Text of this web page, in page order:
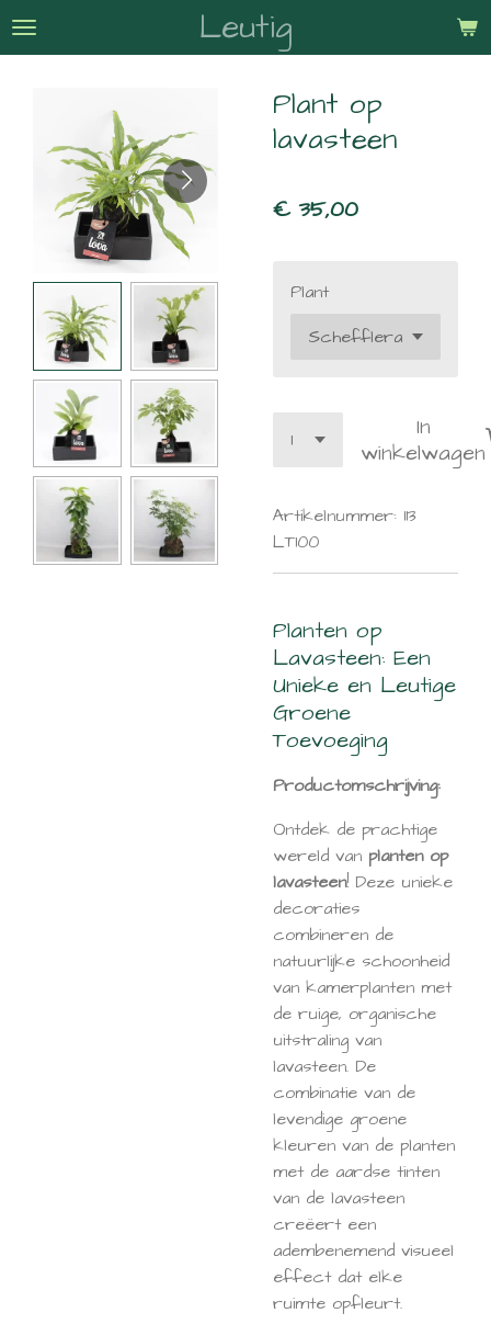
Ga
hoofdinhoud
Leutig
Plant op
lavasteen
€ 35,00
Plant
In
winkelwagen
Artikelnummer: 113
LT100
Planten op
Lavasteen: Een
Unieke en Leutige
Groene
Toevoeging
Productomschrijving:
Ontdek de prachtige
wereld van planten op
lavasteen! Deze unieke
decoraties
combineren de
natuurlijke schoonheid
van kamerplanten met
de ruige, organische
uitstraling van
lavasteen. De
combinatie van de
levendige groene
kleuren van de planten
met de aardse tinten
van de lavasteen
creëert een
adembenemend visueel
effect dat elke
ruimte opfleurt.